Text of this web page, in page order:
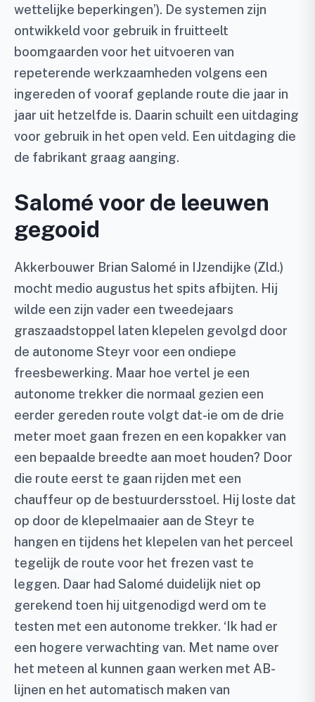
wettelijke beperkingen’). De systemen zijn
ontwikkeld voor gebruik in fruitteelt
boomgaarden voor het uitvoeren van
repeterende werkzaamheden volgens een
ingereden of vooraf geplande route die jaar in
jaar uit hetzelfde is. Daarin schuilt een uitdaging
voor gebruik in het open veld. Een uitdaging die
de fabrikant graag aanging.
Salomé voor de leeuwen
gegooid
Akkerbouwer Brian Salomé in IJzendijke (Zld.)
mocht medio augustus het spits afbijten. Hij
wilde een zijn vader een tweedejaars
graszaadstoppel laten klepelen gevolgd door
de autonome Steyr voor een ondiepe
freesbewerking. Maar hoe vertel je een
autonome trekker die normaal gezien een
eerder gereden route volgt dat-ie om de drie
meter moet gaan frezen en een kopakker van
een bepaalde breedte aan moet houden? Door
die route eerst te gaan rijden met een
chauffeur op de bestuurdersstoel. Hij loste dat
op door de klepelmaaier aan de Steyr te
hangen en tijdens het klepelen van het perceel
tegelijk de route voor het frezen vast te
leggen. Daar had Salomé duidelijk niet op
gerekend toen hij uitgenodigd werd om te
testen met een autonome trekker. ‘Ik had er
een hogere verwachting van. Met name over
het meteen al kunnen gaan werken met AB-
lijnen en het automatisch maken van